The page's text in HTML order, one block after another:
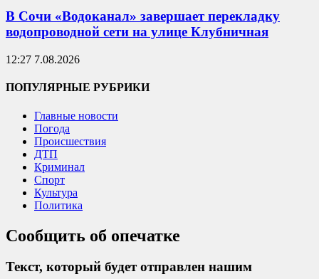
В Сочи «Водоканал» завершает перекладку
водопроводной сети на улице Клубничная
12:27 7.08.2026
ПОПУЛЯРНЫЕ РУБРИКИ
Главные новости
Погода
Происшествия
ДТП
Криминал
Спорт
Культура
Политика
Сообщить об опечатке
Текст, который будет отправлен нашим